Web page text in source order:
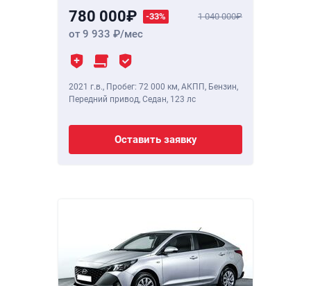
780 000 -33% 1 040 000
от 9 933 /мес
2021 г.в., Пробег: 72 000 км, АКПП, Бензин,
Передний привод, Седан, 123 лс
Оставить заявку